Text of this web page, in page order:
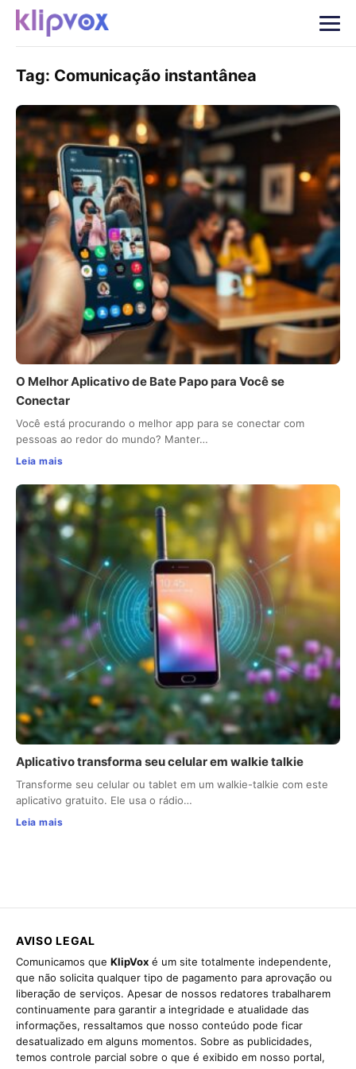
Tag: Comunicação instantânea
O Melhor Aplicativo de Bate Papo para Você se
Conectar
Você está procurando o melhor app para se conectar com
pessoas ao redor do mundo? Manter…
Leia mais
Aplicativo transforma seu celular em walkie talkie
Transforme seu celular ou tablet em um walkie-talkie com este
aplicativo gratuito. Ele usa o rádio…
Leia mais
AVISO LEGAL
Comunicamos que KlipVox é um site totalmente independente,
que não solicita qualquer tipo de pagamento para aprovação ou
liberação de serviços. Apesar de nossos redatores trabalharem
continuamente para garantir a integridade e atualidade das
informações, ressaltamos que nosso conteúdo pode ficar
desatualizado em alguns momentos. Sobre as publicidades,
temos controle parcial sobre o que é exibido em nosso portal,